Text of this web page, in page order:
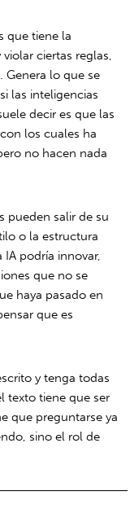
que tiene la
ciertas reglas,
Genera lo que se
las inteligencias
decir es que las
los cuales ha
no hacen nada
pueden salir de su
o la estructura
podría innovar,
que no se
haya pasado en
que es
y tenga todas
texto tiene que ser
que preguntarse ya
sino el rol de